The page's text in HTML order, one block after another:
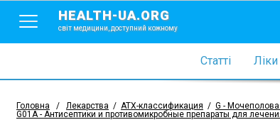
HEALTH-UA.ORG
світ медицини, доступний кожному
Статті Ліки
Головна / Лекарства / АТХ-классификация / G -
G01A - Антисептики и противомикробные препараты для